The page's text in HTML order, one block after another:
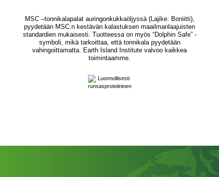
MSC –tonnikalapalat auringonkukkaöljyssä (Lajike: Boniitti),
pyydetään MSC:n kestävän kalastuksen maailmanlaajuisten
standardien mukaisesti. Tuotteessa on myös “Dolphin Safe” -
symboli, mikä tarkoittaa, että tonnikala pyydetään
vahingoittamatta. Earth Island Institute valvoo kaikkea
toimintaamme.